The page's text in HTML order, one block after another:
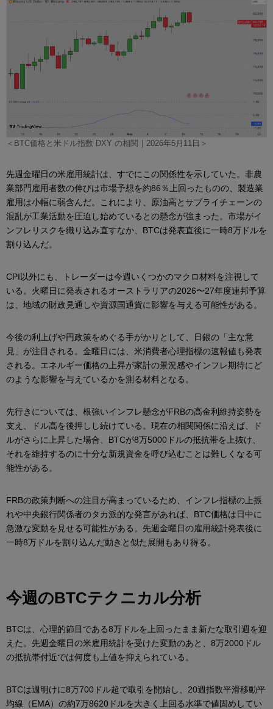
＜BTC価格と米ドル指数 DXY の相関｜2026年5月11日＞
先週金曜日の米雇用統計は、すでにこの関係性を示していた。非農
業部門雇用者数の伸びは市場予想を約86％上回ったものの、製造業
雇用は小幅に弱含んだ。これにより、原油高とサプライチェーンの
混乱が工業活動を圧迫し始めているとの懸念が強まった。市場がイ
ンフレリスクを織り込み直すなか、BTCは発表直後に一時8万ドルを
割り込んだ。
CPI以外にも、トレーダーは今週いくつかのマクロ材料を注視して
いる。火曜日に発表されるオーストラリアの2026〜27年度連邦予算
は、地域の財政見通しや資源国通貨に影響を与える可能性がある。
今後の利上げや円政策をめぐる手がかりとして、日銀の「主な意
見」が注目される。金曜日には、米消費者心理指標の速報値も発表
される。エネルギー価格の上昇が家計の景況感やインフレ期待にど
のような影響を与えているかを測る材料となる。
先行きについては、根強いインフレ懸念がFRBの高金利維持姿勢を
支え、ドル高を後押しし続けている。現在の相関関係に沿えば、ド
ルがさらに上昇した場合、BTCが8万5000ドルの抵抗帯を上抜け、
それを維持するのに十分な新規資金を呼び込むことは難しくなる可
能性がある。
FRBの政策判断への注目が高まっているため、インフレ指標の上振
れや中央銀行関係者のタカ派的な発言があれば、BTC価格は日中に
急激な変動を見せる可能性がある。先週金曜日の雇用統計発表後に
一時8万ドルを割り込んだ動きと似た展開もあり得る。
今週のBTCテクニカル分析
BTCは、心理的節目である8万ドルを上回ったまま新たな取引週を迎
えた。先週金曜日の米雇用統計を受けた変動のあと、8万2000ドル
の抵抗帯付近では何度も上値を抑えられている。
BTCは週明けに8万700ドル超で取引を開始し、20週指数平滑移動平
均線（EMA）の約7万8620ドルを大きく上回る水準で値固めしてい